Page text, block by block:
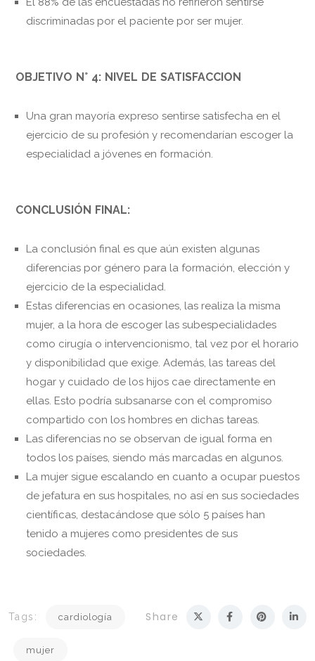
discriminadas por el paciente por ser mujer.
OBJETIVO N° 4: NIVEL DE SATISFACCION
Una gran mayoría expreso sentirse satisfecha en el
ejercicio de su profesión y recomendarían escoger la
especialidad a jóvenes en formación.
CONCLUSIÓN FINAL:
La conclusión final es que aún existen algunas
diferencias por género para la formación, elección y
ejercicio de la especialidad.
Estas diferencias en ocasiones, las realiza la misma
mujer, a la hora de escoger las subespecialidades
como cirugía o intervencionismo, tal vez por el horario
y disponibilidad que exige. Además, las tareas del
hogar y cuidado de los hijos cae directamente en
ellas. Esto podría subsanarse con el compromiso
compartido con los hombres en dichas tareas.
Las diferencias no se observan de igual forma en
todos los países, siendo más marcadas en algunos.
La mujer sigue escalando en cuanto a ocupar puestos
de jefatura en sus hospitales, no así en sus sociedades
científicas, destacándose que sólo 5 países han
tenido a mujeres como presidentes de sus
sociedades.
Tags: cardiología
mujer
Share